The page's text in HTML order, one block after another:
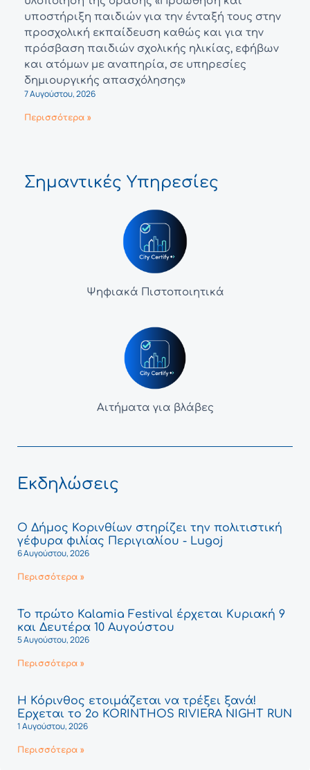
υποστήριξη παιδιών για την ένταξή τους στην
προσχολική εκπαίδευση καθώς και για την
πρόσβαση παιδιών σχολικής ηλικίας, εφήβων
και ατόμων με αναπηρία, σε υπηρεσίες
δημιουργικής απασχόλησης»
7 Αυγούστου, 2026
Περισσότερα »
Σημαντικές Υπηρεσίες
Ψηφιακά Πιστοποιητικά
Αιτήματα για βλάβες
Εκδηλώσεις
Ο Δήμος Κορινθίων στηρίζει την πολιτιστική
γέφυρα φιλίας Περιγιαλίου - Lugoj
6 Αυγούστου, 2026
Περισσότερα »
Το πρώτο Kalamia Festival έρχεται Κυριακή 9
και Δευτέρα 10 Αυγούστου
5 Αυγούστου, 2026
Περισσότερα »
Η Κόρινθος ετοιμάζεται να τρέξει ξανά!
Έρχεται το 2ο KORINTHOS RIVIERA NIGHT RUN
1 Αυγούστου, 2026
Περισσότερα »